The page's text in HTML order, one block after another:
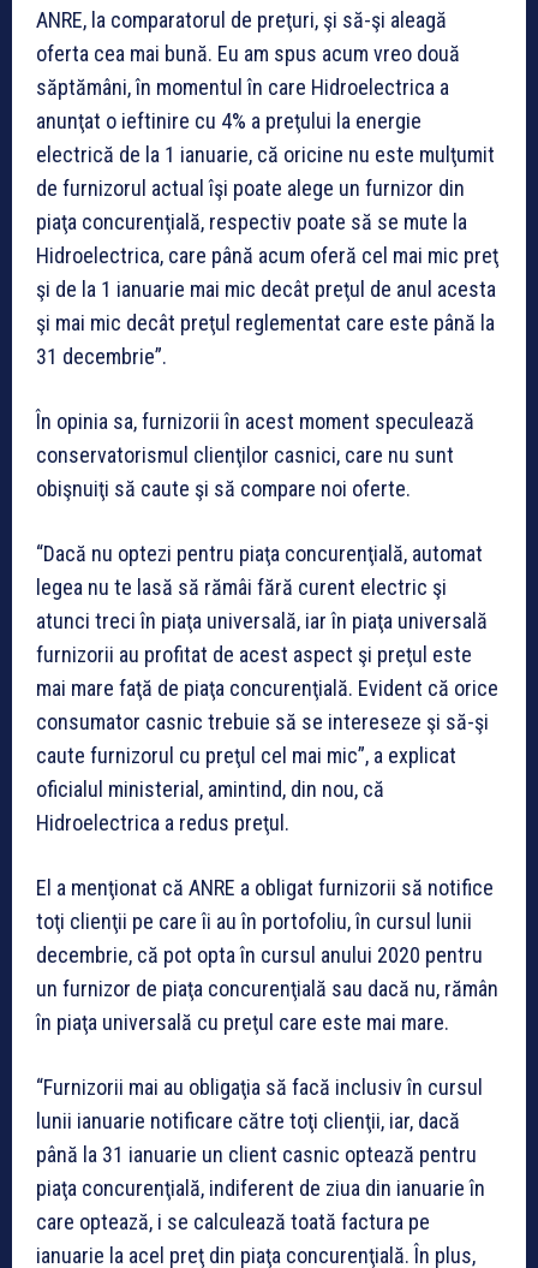
ANRE, la comparatorul de preţuri, şi să-şi aleagă
oferta cea mai bună. Eu am spus acum vreo două
săptămâni, în momentul în care Hidroelectrica a
anunţat o ieftinire cu 4% a preţului la energie
electrică de la 1 ianuarie, că oricine nu este mulţumit
de furnizorul actual îşi poate alege un furnizor din
piaţa concurenţială, respectiv poate să se mute la
Hidroelectrica, care până acum oferă cel mai mic preţ
şi de la 1 ianuarie mai mic decât preţul de anul acesta
şi mai mic decât preţul reglementat care este până la
31 decembrie”.
În opinia sa, furnizorii în acest moment speculează
conservatorismul clienţilor casnici, care nu sunt
obişnuiţi să caute şi să compare noi oferte.
“Dacă nu optezi pentru piaţa concurenţială, automat
legea nu te lasă să rămâi fără curent electric şi
atunci treci în piaţa universală, iar în piaţa universală
furnizorii au profitat de acest aspect şi preţul este
mai mare faţă de piaţa concurenţială. Evident că orice
consumator casnic trebuie să se intereseze şi să-şi
caute furnizorul cu preţul cel mai mic”, a explicat
oficialul ministerial, amintind, din nou, că
Hidroelectrica a redus preţul.
El a menţionat că ANRE a obligat furnizorii să notifice
toţi clienţii pe care îi au în portofoliu, în cursul lunii
decembrie, că pot opta în cursul anului 2020 pentru
un furnizor de piaţa concurenţială sau dacă nu, rămân
în piaţa universală cu preţul care este mai mare.
“Furnizorii mai au obligaţia să facă inclusiv în cursul
lunii ianuarie notificare către toţi clienţii, iar, dacă
până la 31 ianuarie un client casnic optează pentru
piaţa concurenţială, indiferent de ziua din ianuarie în
care optează, i se calculează toată factura pe
ianuarie la acel preţ din piaţa concurenţială. În plus,